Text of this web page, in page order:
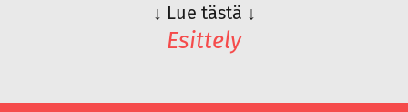
↓ Lue tästä ↓
Esittely